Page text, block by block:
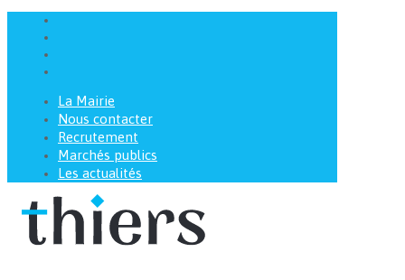
La Mairie
Nous contacter
Recrutement
Marchés publics
Les actualités